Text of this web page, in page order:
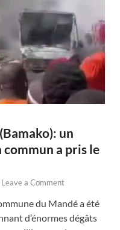
un
a pris le
Leave a Comment
du Mandé a été
d’énormes dégâts